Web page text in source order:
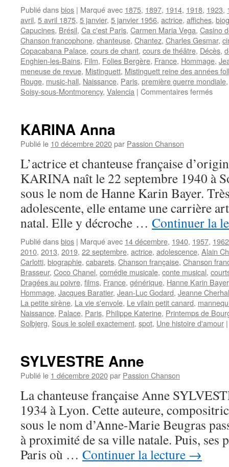
Publié dansbios | Marqué avec 1875, 1897, 1914, 1918, 1923,
avril, 5 avril 1875, 5 janvier, 5 janvier 1956, actrice, affiches,
Capucines, Brésil, Ca c'est Paris, Carmen Maria Vega, Casino
Chanson francophone, chanteuse, Chantez, Charles Gesmar,
Copacabana Palace, cours de chant, cours de théâtre, Décès,
Enghien-les-Bains, Film, Folies Bergère, France, Hommage,
meneuse de revue, Mistinguett, Mistinguett reine des années
Rouge, music-hall, Naissance, Paris, première guerre mondiale
Soisy-sous-Montmorency, Valencia | Commentaires ferméssur
KARINA Anna
Publié le 10 décembre 2020par Passion Chanson
L’actrice et chanteuse française
KARINA naît le 22 septembre 1940 à
sous le nom de Hanne Karin Bayer.
adolescente, elle entame une carrière
natal. Elle y décroche … Continuer la
Publié dansbios | Marqué avec 14 décembre, 1940, 1957, 1962
2010, 2013, 2019, 22 septembre, actrice, adolescence, Alain
Carlotti, biographie, cabarets, Chanson française, Chanson
Brasseur, Coco Chanel, comédie musicale, conte musical,
Dragées au poivre, films, France, générique, Hanne Karin Bayer
Hommage, Jacques Baratier, Jean-Luc Godard, Jeanne Cherhal
La petite sirène, La vie s'envole, Le vilain petit canard,
Naissance, Palace, Paris, Philippe Katerine, Printemps de
Solbjerg, Sous le soleil exactement, spot, Une histoire d'amour |
SYLVESTRE Anne
Publié le 1 décembre 2020par Passion Chanson
La chanteuse française Anne
1934 à Lyon. Cette auteure,
sous le nom d’Anne-Marie Beugras
à proximité de sa ville natale. Puis, ses
Paris où … Continuer la lecture →